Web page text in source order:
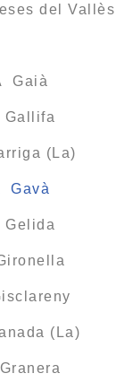
del Vallès
Gaià
(La)
Gavà
(La)